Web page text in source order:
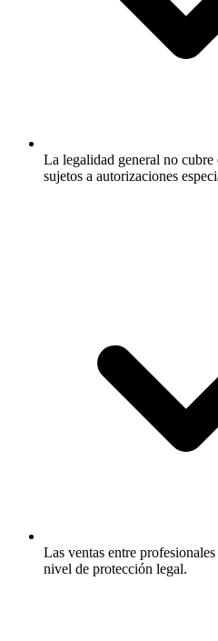
La legalidad general no
sujetos a autorizaciones
Las ventas entre
nivel de protección legal.